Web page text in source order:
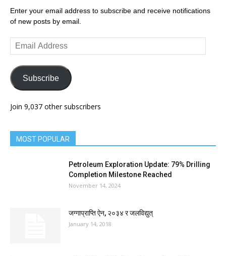
Enter your email address to subscribe and receive notifications
of new posts by email.
Email
Address
Subscribe
Join 9,037 other subscribers
MOST POPULAR
Petroleum Exploration Update: 79% Drilling
Completion Milestone Reached
November 14, 2024
जग्गाप्राप्ति ऐन, २०३४ र जलविद्युत्
January 14, 2018